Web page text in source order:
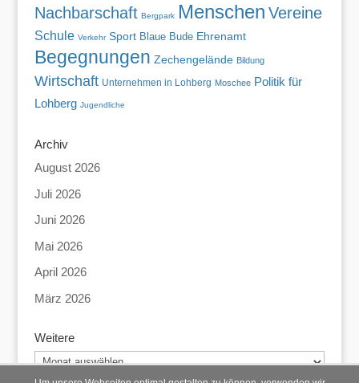
Nachbarschaft Bergpark Menschen Vereine
Schule Verkehr Sport Blaue Bude Ehrenamt
Begegnungen Zechengelände Bildung
Wirtschaft Unternehmen in Lohberg Moschee Politik für
Lohberg Jugendliche
Archiv
August 2026
Juli 2026
Juni 2026
Mai 2026
April 2026
März 2026
Weitere
Weitere